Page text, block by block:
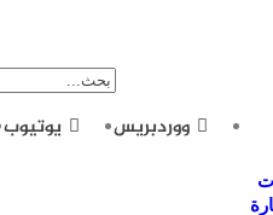
ووردبريس يوتيوب